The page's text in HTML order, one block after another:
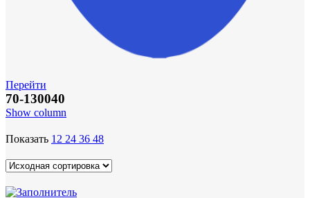
Перейти
70-130040
Show column
Показать 12 24 36 48